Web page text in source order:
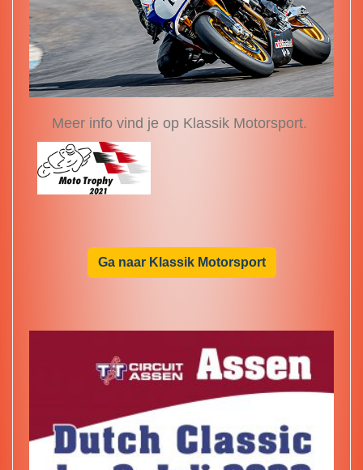
Meer info vind je op Klassik Motorsport.
Ga naar Klassik Motorsport